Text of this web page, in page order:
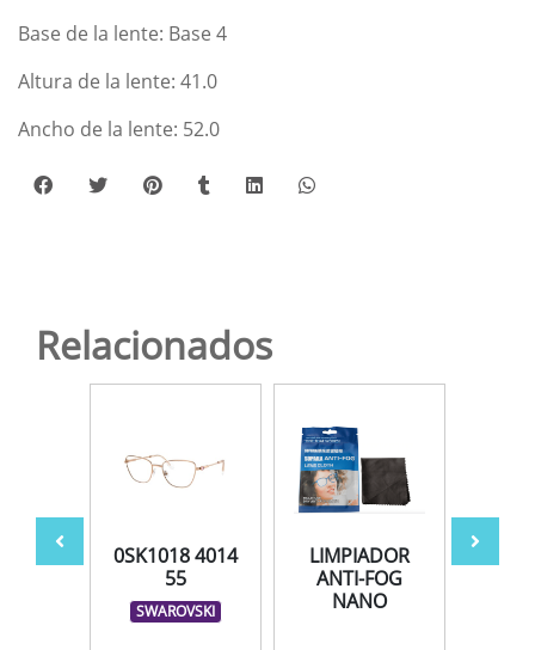
Base de la lente: Base 4
Altura de la lente: 41.0
Ancho de la lente: 52.0
Relacionados
0SK1018 4014
55
SWAROVSKI
LIMPIADOR
ANTI-FOG
NANO